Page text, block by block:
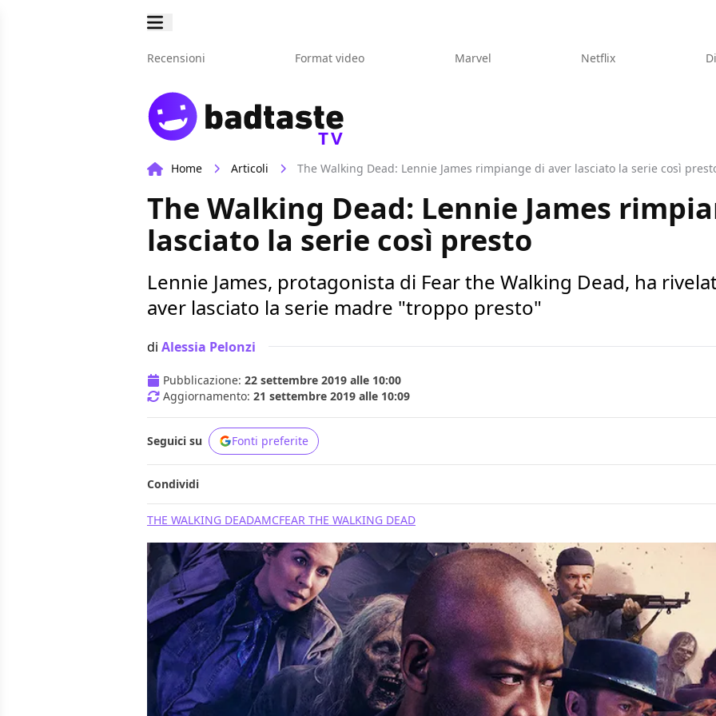
Recensioni Format video Marvel Netflix
TV
Home Articoli The Walking Dead: Lennie James rimpiange di aver lasciato la serie così
The Walking Dead: Lennie James
lasciato la serie così presto
Lennie James, protagonista di Fear the Walking Dead, ha
aver lasciato la serie madre "troppo presto"
di Alessia Pelonzi
Pubblicazione: 22 settembre 2019 alle 10:00
Aggiornamento: 21 settembre 2019 alle 10:09
Seguici su Fonti preferite
Condividi
THE WALKING DEADAMCFEAR THE WALKING DEAD